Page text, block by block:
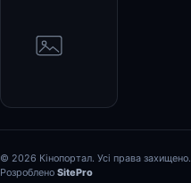
© 2026 Кінопортал. Усі права захищено.
Розроблено SitePro